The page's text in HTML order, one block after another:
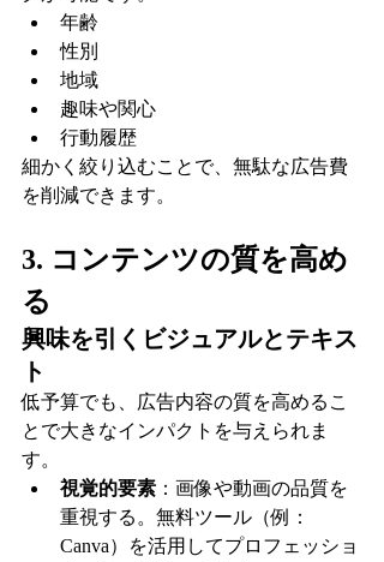
年齢
性別
地域
趣味や関心
行動履歴
細かく絞り込むことで、無駄な広告費
を削減できます。
3. コンテンツの質を高め
る
興味を引くビジュアルとテキス
ト
低予算でも、広告内容の質を高めるこ
とで大きなインパクトを与えられま
す。
視覚的要素 ：画像や動画の品質を
重視する。無料ツール（例：
Canva）を活用してプロフェッショ